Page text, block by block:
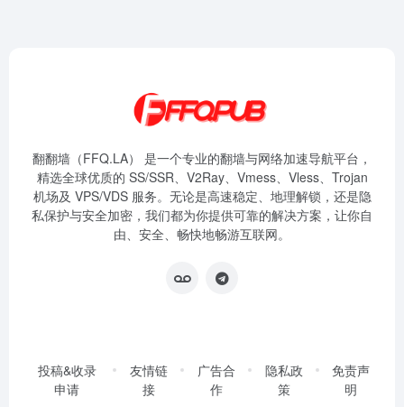
翻翻墙（FFQ.LA） 是一个专业的翻墙与网络加速导航平台，
精选全球优质的 SS/SSR、V2Ray、Vmess、Vless、Trojan
机场及 VPS/VDS 服务。无论是高速稳定、地理解锁，还是隐
私保护与安全加密，我们都为你提供可靠的解决方案，让你自
由、安全、畅快地畅游互联网。
投稿&收录
申请
友情链
接
广告合
作
隐私政
策
免责声
明